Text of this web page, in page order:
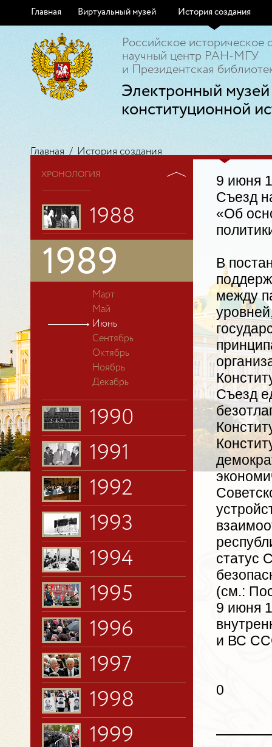
Главная Виртуальный музей История создания
Российское историческое
научный центр РАН-МГУ
и Президентская
Электронный музей
конституционной
Главная / История создания
ХРОНОЛОГИЯ
1988
1989
Март
Май
Июнь
Сентябрь
Октябрь
Ноябрь
Декабрь
1990
1991
1992
1993
1994
1995
1996
1997
1998
1999
9 июня
Съезд
«Об
В
между
Съезд
статус
(см.:
9 июня
и ВС
0